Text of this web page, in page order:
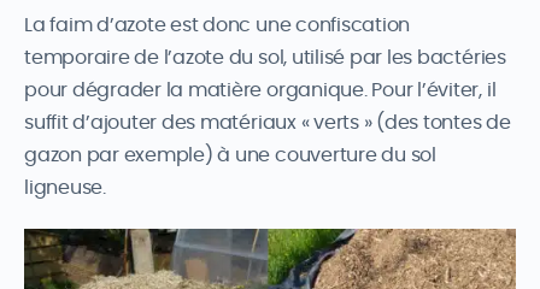
La faim d’azote est donc une confiscation
temporaire de l’azote du sol, utilisé par les bactéries
pour dégrader la matière organique. Pour l’éviter, il
suffit d’ajouter des matériaux « verts » (des tontes de
gazon par exemple) à une couverture du sol
ligneuse.